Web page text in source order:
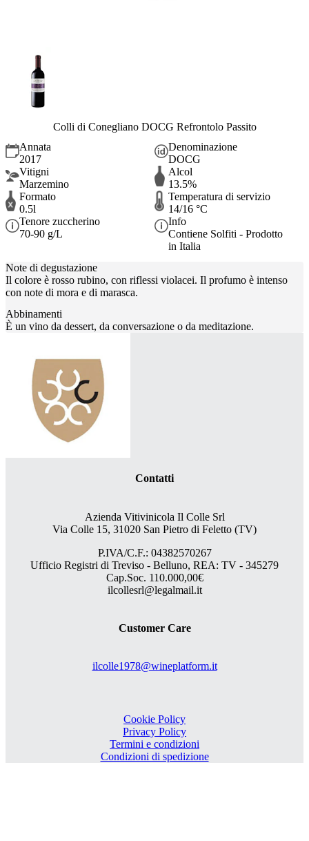
Colli di Conegliano DOCG Refrontolo Passito
Annata
2017
Denominazione
DOCG
Vitigni
Marzemino
Alcol
13.5%
Formato
0.5l
Temperatura di servizio
14/16 °C
Tenore zuccherino
70-90 g/L
Info
Contiene Solfiti - Prodotto
in Italia
Note di degustazione
Il colore è rosso rubino, con riflessi violacei. Il profumo è intenso
con note di mora e di marasca.
Abbinamenti
È un vino da dessert, da conversazione o da meditazione.
Contatti
Azienda Vitivinicola Il Colle Srl
Via Colle 15, 31020 San Pietro di Feletto (TV)
P.IVA/C.F.: 04382570267
Ufficio Registri di Treviso - Belluno, REA: TV - 345279
Cap.Soc. 110.000,00€
ilcollesrl@legalmail.it
Customer Care
ilcolle1978@wineplatform.it
Cookie Policy
Privacy Policy
Termini e condizioni
Condizioni di spedizione